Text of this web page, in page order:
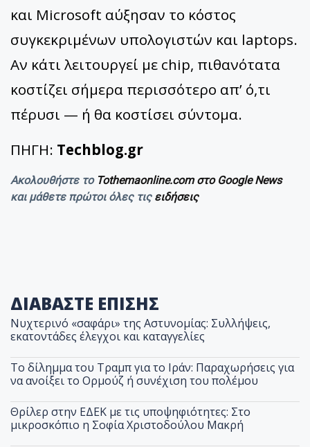
και Microsoft αύξησαν το κόστος
συγκεκριμένων υπολογιστών και laptops.
Αν κάτι λειτουργεί με chip, πιθανότατα
κοστίζει σήμερα περισσότερο απ’ ό,τι
πέρυσι — ή θα κοστίσει σύντομα.
ΠΗΓΗ: Techblog.gr
Ακολουθήστε το Tothemaonline.com στο Google News
και μάθετε πρώτοι όλες τις ειδήσεις
ΔΙΑΒΑΣΤΕ ΕΠΙΣΗΣ
Νυχτερινό «σαφάρι» της Αστυνομίας: Συλλήψεις,
εκατοντάδες έλεγχοι και καταγγελίες
Το δίλημμα του Τραμπ για το Ιράν: Παραχωρήσεις για
να ανοίξει το Ορμούζ ή συνέχιση του πολέμου
Θρίλερ στην ΕΔΕΚ με τις υποψηφιότητες: Στο
μικροσκόπιο η Σοφία Χριστοδούλου Μακρή